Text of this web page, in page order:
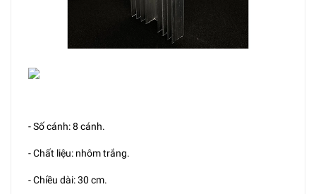
- Số cánh: 8 cánh.
- Chất liệu: nhôm trắng.
- Chiều dài: 30 cm.